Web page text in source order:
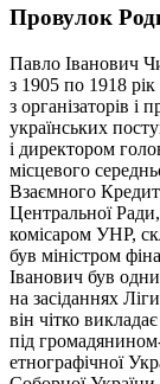
Провулок
Павло Іванович
з 1905 по 1918
з організаторів і
українських
і директором
місцевого
Взаємного
Центральної
комісаром УНР,
був міністром
Іванович був
на засіданнях
він чітко
під
етнографічної